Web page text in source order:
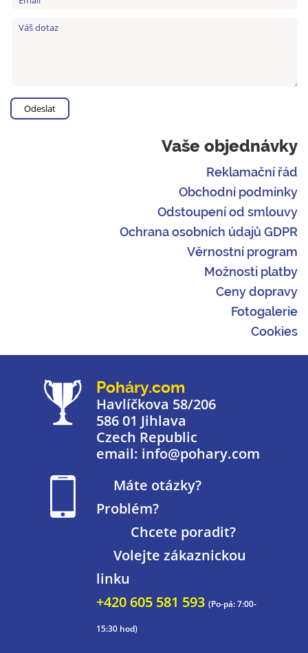
Vaše objednávky
Reklamační řád
Obchodní podmínky
Odstoupení od smlouvy
Ochrana osobních údajů GDPR
Věrnostní program
Možnosti platby
Ceny dopravy
Fotogalerie
Cookies
Poháry.com
Havlíčkova 58/206
586 01 Jihlava
Czech Republic
email: info@pohary.com
Máte otázky?
Problém?
Chcete poradit?
Volejte zákaznickou
linku
+420 605 581 593 (Po-pá: 7:00-
15:30 hod)